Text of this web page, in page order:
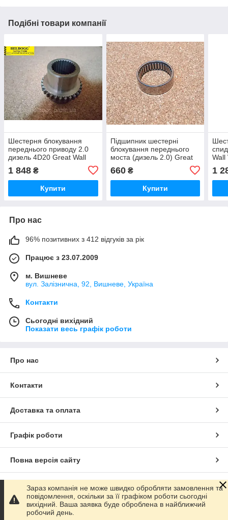
Подібні товари компанії
Шестерня блокування
переднього приводу 2.0
дизель 4D20 Great Wall
Wingle, Грейт Вол Вингл
Вінгл
1 848 ₴
Купити
Підшипник шестерні
блокування переднього
моста (дизель 2.0) Great
Вингл 5
660₴
Купити
Wall
1
Про нас
96% позитивних з 412 відгуків за рік
Працює з 23.07.2009
м. Вишневе
вул. Залізнична, 92, Вишневе, Україна
Контакти
Сьогодні вихідний
Показати весь графік роботи
Про нас
Контакти
Доставка та оплата
Графік роботи
Повна версія сайту
Сайт створено на маркетплейсі Prom.ua
Політика конфіденційності
Зараз компанія не може швидко обробляти замовлення та
повідомлення, оскільки за її графіком роботи сьогодні
вихідний. Ваша заявка буде оброблена в найближчий
робочий день.